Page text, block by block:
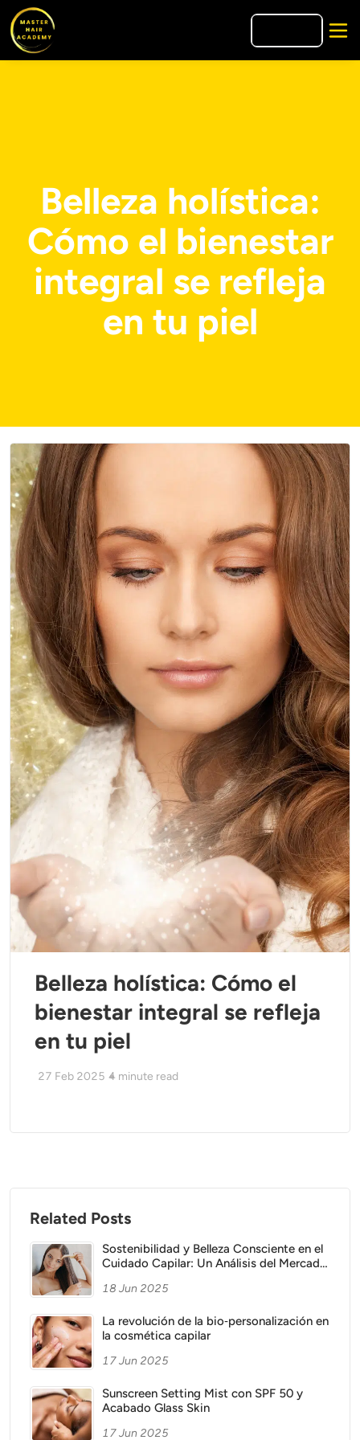
Belleza holística:
Cómo el bienestar
integral se refleja
en tu piel
Belleza holística: Cómo el
bienestar integral se refleja
en tu piel
27 Feb 2025 4 minute read
Related Posts
Sostenibilidad y Belleza Consciente en el
Cuidado Capilar: Un Análisis del Mercado
18 Jun 2025
La revolución de la bio‑personalización en
la cosmética capilar
17 Jun 2025
Sunscreen Setting Mist con SPF 50 y
Acabado Glass Skin
17 Jun 2025